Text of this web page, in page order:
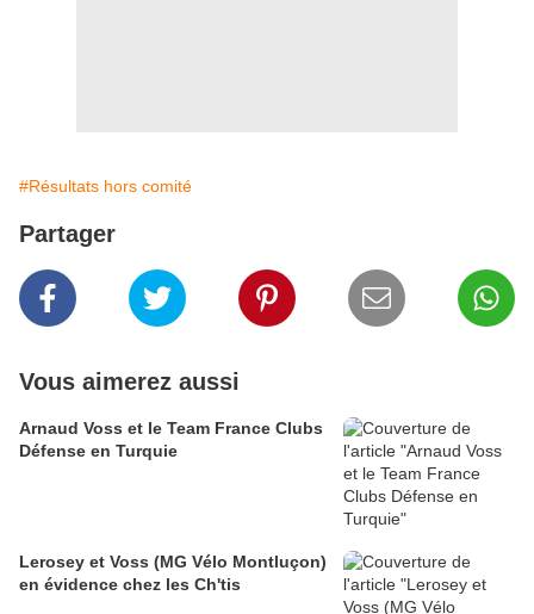
#Résultats hors comité
Partager
Vous aimerez aussi
Arnaud Voss et le Team France Clubs
Défense en Turquie
Lerosey et Voss (MG Vélo Montluçon)
en évidence chez les Ch'tis